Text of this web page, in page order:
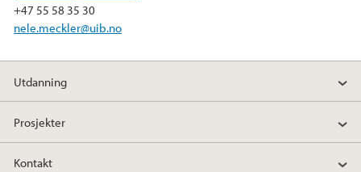
+47 55 58 35 30
nele.meckler@uib.no
Utdanning
Prosjekter
Kontakt